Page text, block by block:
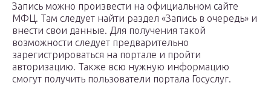
Запись можно произвести на официальном сайте
МФЦ. Там следует найти раздел «Запись в очередь» и
внести свои данные. Для получения такой
возможности следует предварительно
зарегистрироваться на портале и пройти
авторизацию. Также всю нужную информацию
смогут получить пользователи портала Госуслуг.